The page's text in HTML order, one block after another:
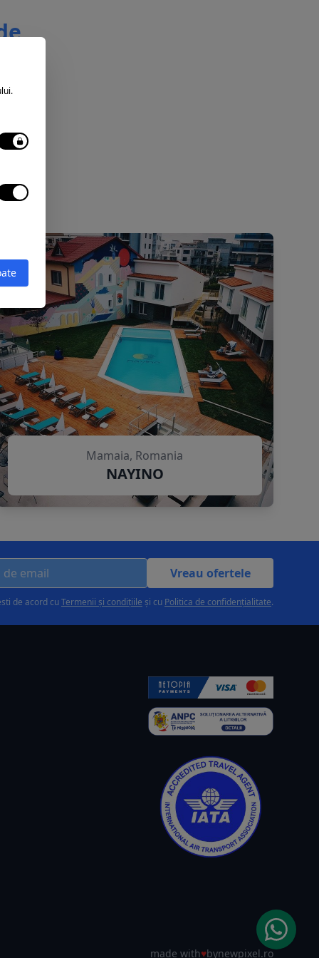
Mamaia, Romania
NAYINO
Vreau ofertele
de acord cuTermenii și condițiile și cu Politica de confidențialitate.
made with♥bynewpixel.ro